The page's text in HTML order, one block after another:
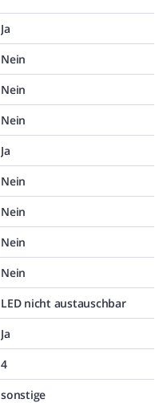
Ja
Nein
Nein
Nein
Ja
Nein
Nein
Nein
Nein
LED nicht austauschbar
Ja
4
sonstige